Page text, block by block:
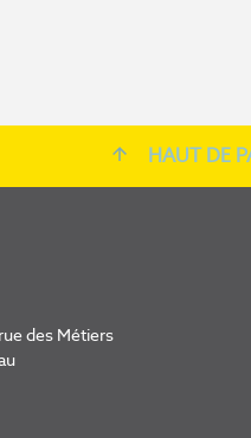
HAUT DE
des Métiers